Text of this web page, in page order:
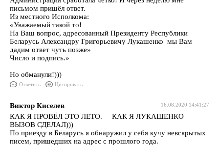
письмом пришёл ответ.
Из местного Исполкома:
«Уважаемый такой то!
На Ваш вопрос, адресованный Президенту Республики
Беларусь Александру Григорьевичу Лукашенко мы Вам
дадим ответ чуть позже»
Число и подпись.»
Но обманули!)))
Ответить Цитировать
16.08.2020 14:41:27
Виктор Киселев
КАК Я ПРОВЁЛ ЭТО ЛЕТО. КАК Я ЛУКАШЕНКО
ВЫЗОВ СДЕЛАЛ)))
По приезду в Беларусь я обнаружил у себя кучу невскрытых
писем, пришедших на адрес с прошлого года.